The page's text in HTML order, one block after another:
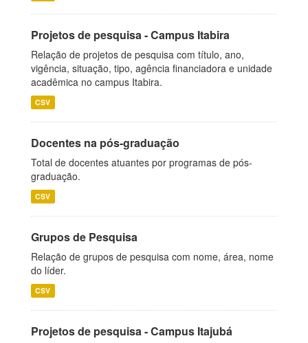
Projetos de pesquisa - Campus Itabira
Relação de projetos de pesquisa com título, ano,
vigência, situação, tipo, agência financiadora e unidade
acadêmica no campus Itabira.
CSV
Docentes na pós-graduação
Total de docentes atuantes por programas de pós-
graduação.
CSV
Grupos de Pesquisa
Relação de grupos de pesquisa com nome, área, nome
do líder.
CSV
Projetos de pesquisa - Campus Itajubá